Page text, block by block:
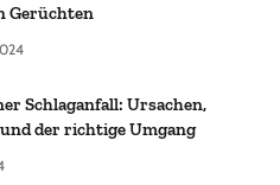
Gerüchten
Schlaganfall: Ursachen,
der richtige Umgang